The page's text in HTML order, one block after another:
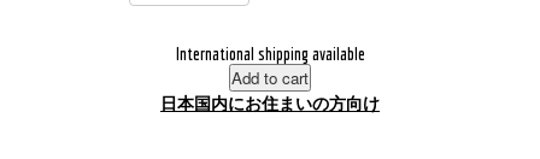
International shipping available
Add to cart
日本国内にお住まいの方向け